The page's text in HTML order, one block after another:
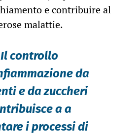
e contribuire al
malattie.
Il controllo
da
e da zuccheri
a a
i processi di